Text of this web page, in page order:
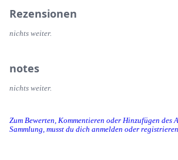
Zum Bewerten, Kommentieren oder Hinzufügen des
Sammlung, musst du dich anmelden oder registrieren.
Rezensionen
nichts weiter.
notes
nichts weiter.